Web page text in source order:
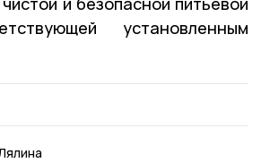
установленным